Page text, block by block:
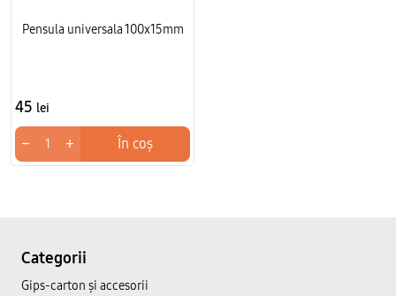
Pensula universala 100x15mm
45 lei
− + În coș
Categorii
Gips-carton și accesorii